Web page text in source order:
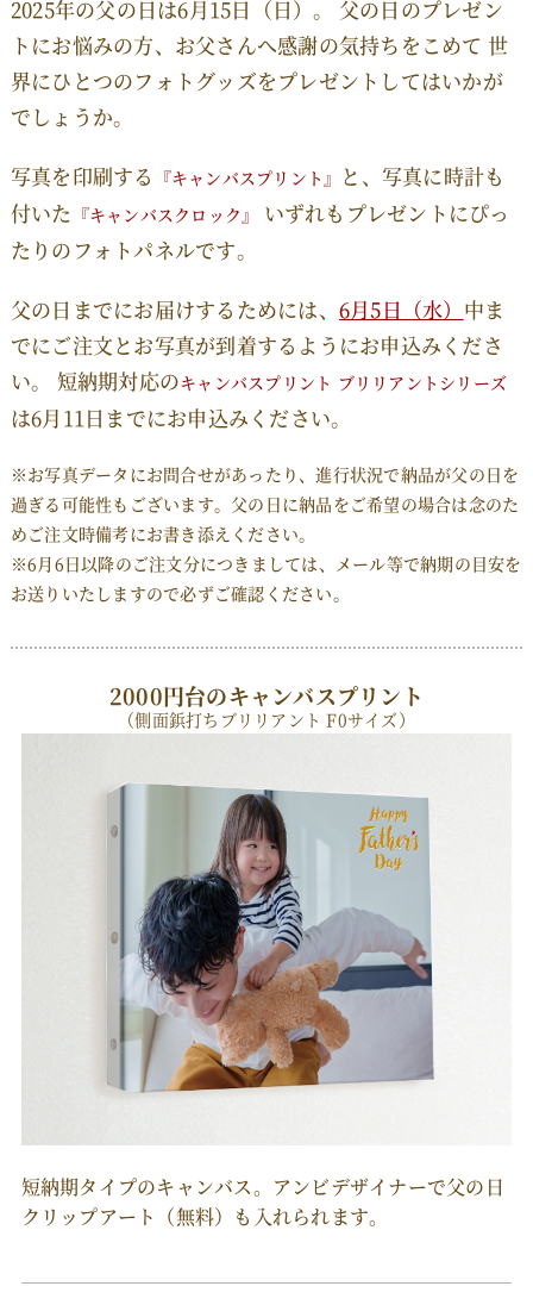
2025年の父の日は6月15日（日）。
父の日のプレゼン
トにお悩みの方、お父さんへ感謝の気持ちをこめて 世
界にひとつのフォトグッズをプレゼントしてはいかが
でしょうか。
写真を印刷する 『キャンバスプリント』 と、写真に時計も
付いた 『キャンバスクロック』
いずれもプレゼントにぴっ
たりのフォトパネルです。
父の日までにお届けするためには、 6月5日（水） 中ま
でにご注文とお写真が到着するようにお申込みくださ
い。
短納期対応のキャンバスプリント ブリリアントシリーズ
は6月11日までにお申込みください。
※お写真データにお問合せがあったり、進行状況で納品が父の日を
過ぎる可能性もございます。 父の日に納品をご希望の場合は念のた
めご注文時備考にお書き添えください。
※6月6日以降のご注文分につきましては、メール等で納期の目安を
お送りいたしますので必ずご確認ください。
2000円台のキャンバスプリント
（側面鋲打ちブリリアント F0サイズ）
短納期タイプのキャンバス。アンビデザイナーで父の日
クリップアート（無料）も入れられます。